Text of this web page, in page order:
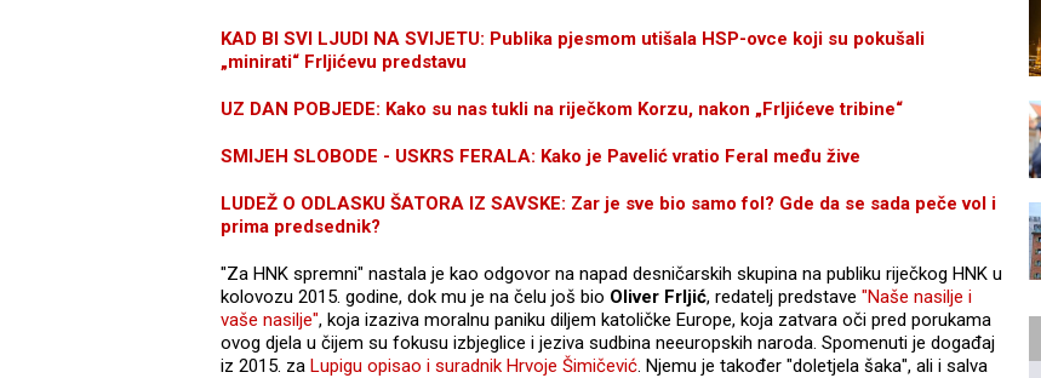
KAD BI SVI LJUDI NA SVIJETU: Publika pjesmom utišala HSP-ovce koji su pokušali
„minirati“ Frljićevu predstavu
UZ DAN POBJEDE: Kako su nas tukli na riječkom Korzu, nakon „Frljićeve tribine“
SMIJEH SLOBODE - USKRS FERALA: Kako je Pavelić vratio Feral među žive
LUDEŽ O ODLASKU ŠATORA IZ SAVSKE: Zar je sve bio samo fol? Gde da se sada peče vol i
prima predsednik?
"Za HNK spremni" nastala je kao odgovor na napad desničarskih skupina na publiku riječkog HNK u
kolovozu 2015. godine, dok mu je na čelu još bio Oliver Frljić, redatelj predstave "Naše nasilje i
vaše nasilje", koja izaziva moralnu paniku diljem katoličke Europe, koja zatvara oči pred porukama
ovog djela u čijem su fokusu izbjeglice i jeziva sudbina neeuropskih naroda. Spomenuti je događaj
iz 2015. za Lupigu opisao i suradnik Hrvoje Šimičević. Njemu je također "doletjela šaka", ali i salva